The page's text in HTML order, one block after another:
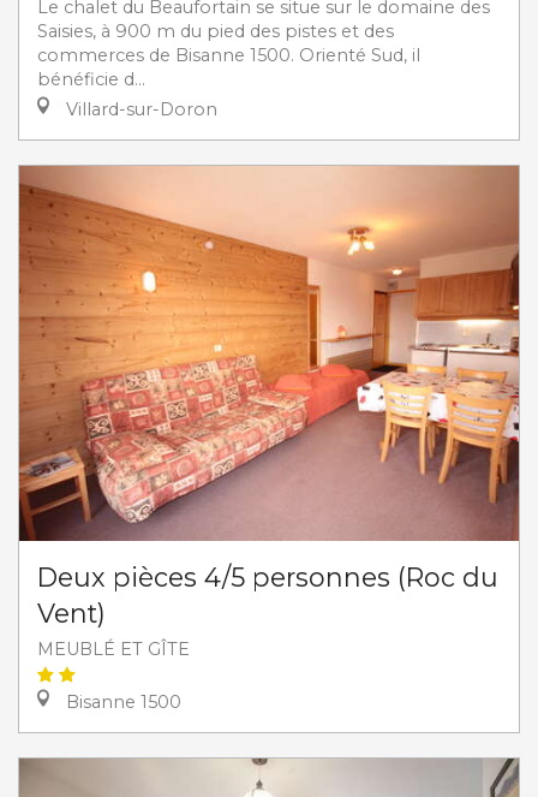
Le chalet du Beaufortain se situe sur le domaine des
Saisies, à 900 m du pied des pistes et des
commerces de Bisanne 1500. Orienté Sud, il
bénéficie d...
Villard-sur-Doron
Deux pièces 4/5 personnes (Roc du
Vent)
MEUBLÉ ET GÎTE
Bisanne 1500